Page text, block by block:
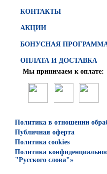
КОНТАКТЫ
АКЦИИ
БОНУСНАЯ
ОПЛАТА И ДОСТАВКА
Мы принимаем к оплате:
Политика в отношении
Публичная оферта
Политика cookies
Политика
"Русского слова"»